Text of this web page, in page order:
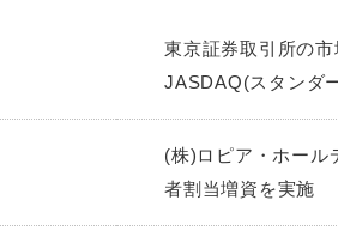
東京証券取引所の
JASDAQ(スタンダ
(株)ロピア・ホール
者割当増資を実施